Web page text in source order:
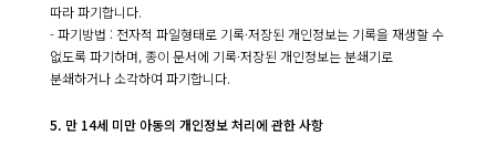
따라 파기합니다.
- 파기방법 : 전자적 파일형태로 기록·저장된 개인정보는 기록을 재생할 수
없도록 파기하며, 종이 문서에 기록·저장된 개인정보는 분쇄기로
분쇄하거나 소각하여 파기합니다.
5. 만 14세 미만 아동의 개인정보 처리에 관한 사항